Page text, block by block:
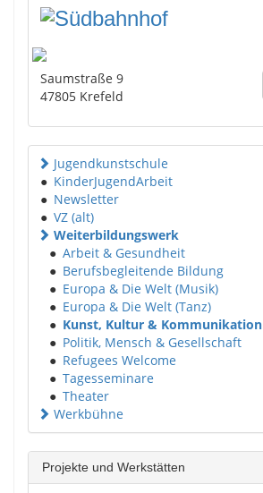
Saumstraße 9
47805 Krefeld
Jugendkunstschule
● KinderJugendArbeit
● Newsletter
● VZ (alt)
Weiterbildungswerk
● Arbeit & Gesundheit
● Berufsbegleitende Bildung
● Europa & Die Welt (Musik)
● Europa & Die Welt (Tanz)
● Kunst, Kultur & Kommunikation
● Politik, Mensch & Gesellschaft
● Refugees Welcome
● Tagesseminare
● Theater
Werkbühne
Projekte und Werkstätten